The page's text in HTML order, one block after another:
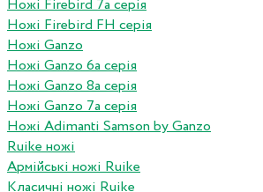
Ножі Firebird 7а серія
Ножі Firebird FH серія
Ножі Ganzo
Ножі Ganzo 6а серія
Ножі Ganzo 8а серія
Ножі Ganzo 7а серія
Ножі Adimanti Samson by Ganzo
Ruike ножі
Армійські ножі Ruike
Класичні ножі Ruike